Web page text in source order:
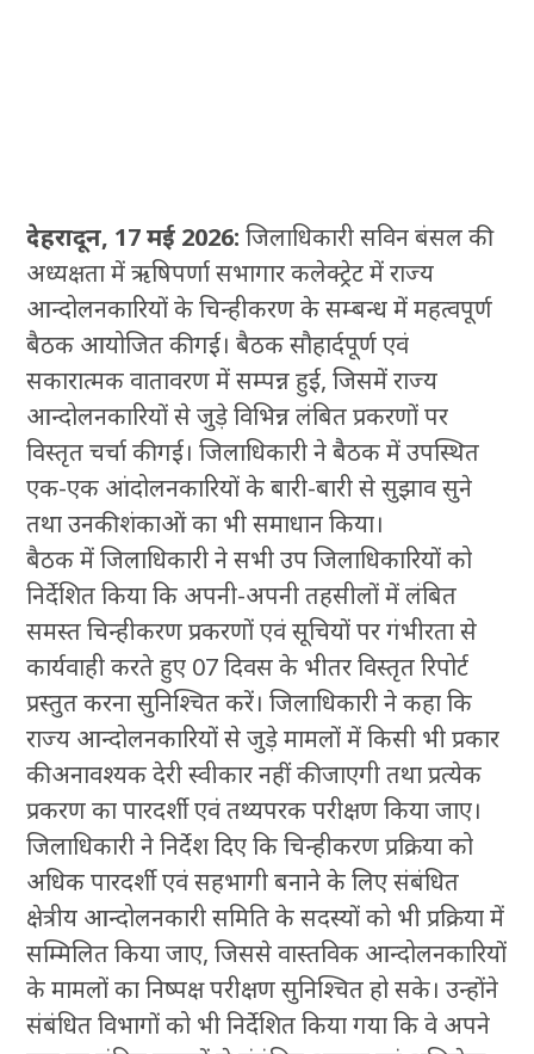
देहरादून, 17 मई 2026: जिलाधिकारी सविन बंसल की
अध्यक्षता में ऋषिपर्णा सभागार कलेक्ट्रेट में राज्य
आन्दोलनकारियों के चिन्हीकरण के सम्बन्ध में महत्वपूर्ण
बैठक आयोजित की गई। बैठक सौहार्दपूर्ण एवं
सकारात्मक वातावरण में सम्पन्न हुई, जिसमें राज्य
आन्दोलनकारियों से जुड़े विभिन्न लंबित प्रकरणों पर
विस्तृत चर्चा की गई। जिलाधिकारी ने बैठक में उपस्थित
एक-एक आंदोलनकारियों के बारी-बारी से सुझाव सुने
तथा उनकी शंकाओं का भी समाधान किया।
बैठक में जिलाधिकारी ने सभी उप जिलाधिकारियों को
निर्देशित किया कि अपनी-अपनी तहसीलों में लंबित
समस्त चिन्हीकरण प्रकरणों एवं सूचियों पर गंभीरता से
कार्यवाही करते हुए 07 दिवस के भीतर विस्तृत रिपोर्ट
प्रस्तुत करना सुनिश्चित करें। जिलाधिकारी ने कहा कि
राज्य आन्दोलनकारियों से जुड़े मामलों में किसी भी प्रकार
की अनावश्यक देरी स्वीकार नहीं की जाएगी तथा प्रत्येक
प्रकरण का पारदर्शी एवं तथ्यपरक परीक्षण किया जाए।
जिलाधिकारी ने निर्देश दिए कि चिन्हीकरण प्रक्रिया को
अधिक पारदर्शी एवं सहभागी बनाने के लिए संबंधित
क्षेत्रीय आन्दोलनकारी समिति के सदस्यों को भी प्रक्रिया में
सम्मिलित किया जाए, जिससे वास्तविक आन्दोलनकारियों
के मामलों का निष्पक्ष परीक्षण सुनिश्चित हो सके। उन्होंने
संबंधित विभागों को भी निर्देशित किया गया कि वे अपने